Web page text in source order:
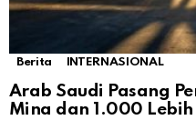
Berita INTERNASIONAL
Arab Saudi Pasang
Mina dan 1.000